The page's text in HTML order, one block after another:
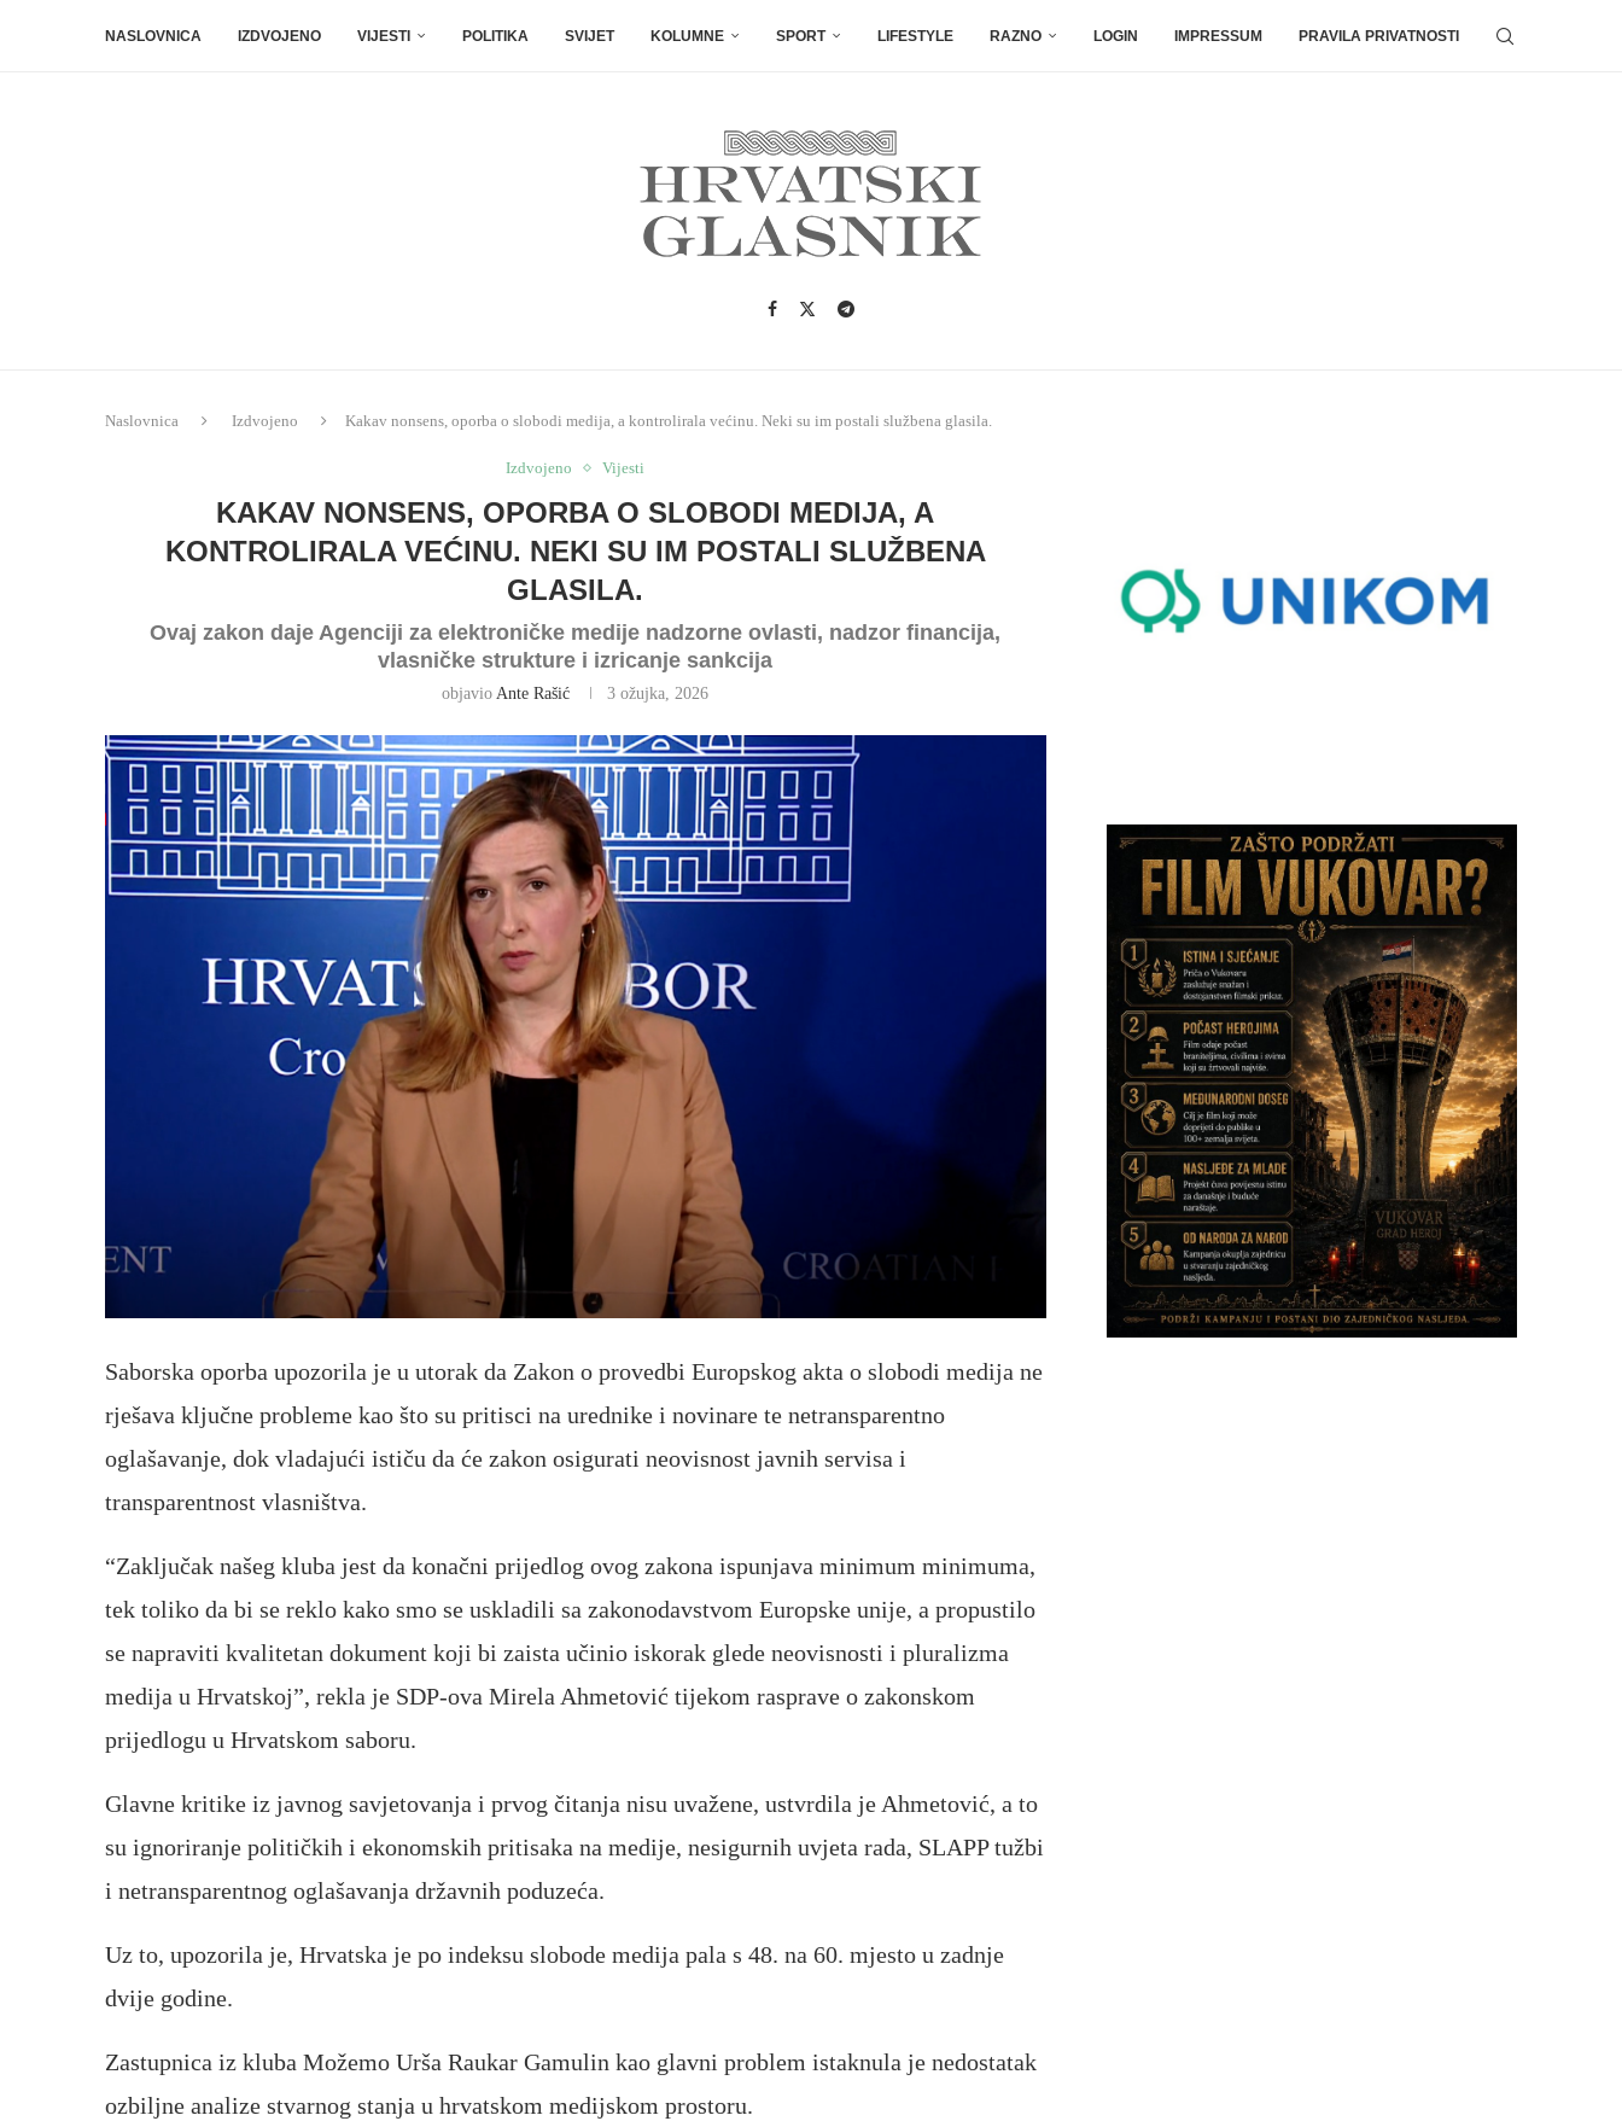
NASLOVNICA IZDVOJENO VIJESTI POLITIKA SVIJET KOLUMNE SPORT LIFESTYLE RAZNO LOGIN IMPRESSUM PRAVILA PRIVATNOSTI
Naslovnica Izdvojeno Kakav nonsens, oporba o slobodi medija, a kontrolirala većinu. Neki su im postali službena glasila.
Izdvojeno Vijesti
KAKAV NONSENS, OPORBA O SLOBODI MEDIJA, A
KONTROLIRALA VEĆINU. NEKI SU IM POSTALI SLUŽBENA
GLASILA.
Ovaj zakon daje Agenciji za elektroničke medije nadzorne ovlasti, nadzor financija,
vlasničke strukture i izricanje sankcija
objavioAnte Rašić 3 ožujka, 2026
Saborska oporba upozorila je u utorak da Zakon o provedbi Europskog akta o slobodi medija ne
rješava ključne probleme kao što su pritisci na urednike i novinare te netransparentno
oglašavanje, dok vladajući ističu da će zakon osigurati neovisnost javnih servisa i
transparentnost vlasništva.
“Zaključak našeg kluba jest da konačni prijedlog ovog zakona ispunjava minimum minimuma,
tek toliko da bi se reklo kako smo se uskladili sa zakonodavstvom Europske unije, a propustilo
se napraviti kvalitetan dokument koji bi zaista učinio iskorak glede neovisnosti i pluralizma
medija u Hrvatskoj”, rekla je SDP-ova Mirela Ahmetović tijekom rasprave o zakonskom
prijedlogu u Hrvatskom saboru.
Glavne kritike iz javnog savjetovanja i prvog čitanja nisu uvažene, ustvrdila je Ahmetović, a to
su ignoriranje političkih i ekonomskih pritisaka na medije, nesigurnih uvjeta rada, SLAPP tužbi
i netransparentnog oglašavanja državnih poduzeća.
Uz to, upozorila je, Hrvatska je po indeksu slobode medija pala s 48. na 60. mjesto u zadnje
dvije godine.
Zastupnica iz kluba Možemo Urša Raukar Gamulin kao glavni problem istaknula je nedostatak
ozbiljne analize stvarnog stanja u hrvatskom medijskom prostoru.